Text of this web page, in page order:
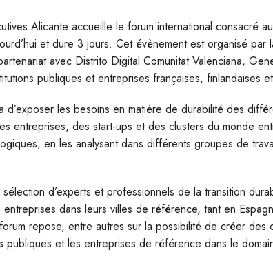
Alicante accueille le forum international consacré
et dure 3 jours. Cet évènement est organisé par
avec Distrito Digital Comunitat Valenciana,
publiques et entreprises françaises, finlandaises
d’exposer les besoins en matière de durabilité des
entreprises, des start-ups et des clusters du monde
en les analysant dans différents groupes de
d’experts et professionnels de la transition
dans leurs villes de référence, tant en
repose, entre autres sur la possibilité de créer des
publiques et les entreprises de référence dans le